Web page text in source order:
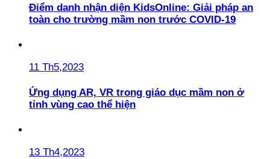
Điểm danh nhận diện KidsOnline: Giải pháp an
toàn cho trường mầm non trước COVID-19
11 Th5,2023
Ứng dụng AR, VR trong giáo dục mầm non ở
tỉnh vùng cao thể hiện
13 Th4,2023